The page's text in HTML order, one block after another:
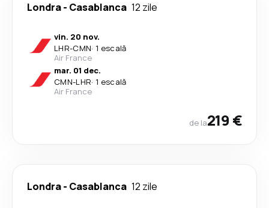
Londra- Casablanca 12 zile
vin. 20 nov.
LHR-CMN· 1 escală
Air France
mar. 01 dec.
CMN-LHR· 1 escală
Air France
de la219 €
Londra- Casablanca 12 zile